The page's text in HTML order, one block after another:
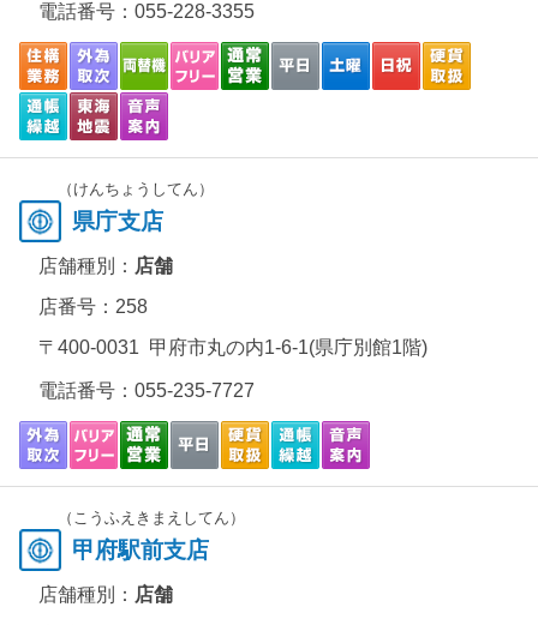
電話番号： 055-228-3355
（けんちょうしてん）
県庁支店
店舗種別： 店舗
店番号：258
〒400-0031 甲府市丸の内1-6-1(県庁別館1階)
電話番号： 055-235-7727
（こうふえきまえしてん）
甲府駅前支店
店舗種別： 店舗